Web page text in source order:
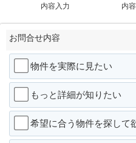
内容入力 内
お問合せ内容
物件を実際に見たい
もっと詳細が知りたい
希望に合う物件を探して